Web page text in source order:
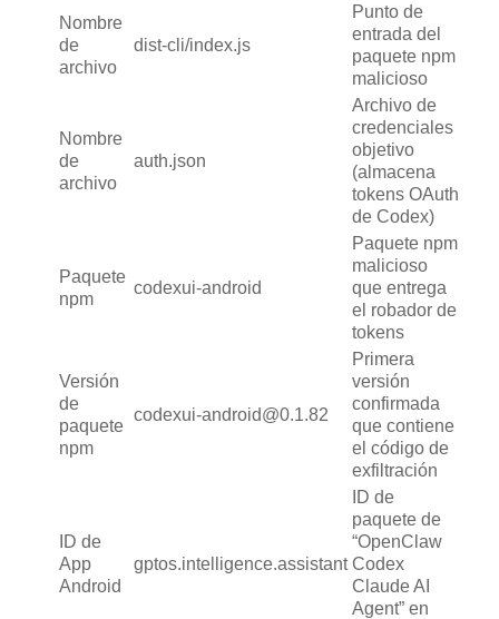
Nombre
de
archivo
dist-cli/index.js
Punto de
entrada del
paquete npm
malicioso
Nombre
de
archivo
auth.json
Archivo de
credenciales
objetivo
(almacena
tokens OAuth
de Codex)
Paquete
npm
codexui-android
Paquete npm
malicioso
que entrega
el robador de
tokens
Versión
de
paquete
npm
codexui-android@0.1.82
Primera
versión
confirmada
que contiene
el código de
exfiltración
ID de
App
Android
gptos.intelligence.assistant
ID de
paquete de
“OpenClaw
Codex
Claude AI
Agent” en